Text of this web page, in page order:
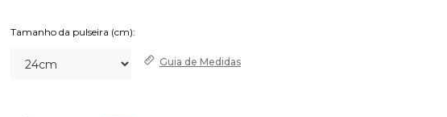
Guia de Medidas